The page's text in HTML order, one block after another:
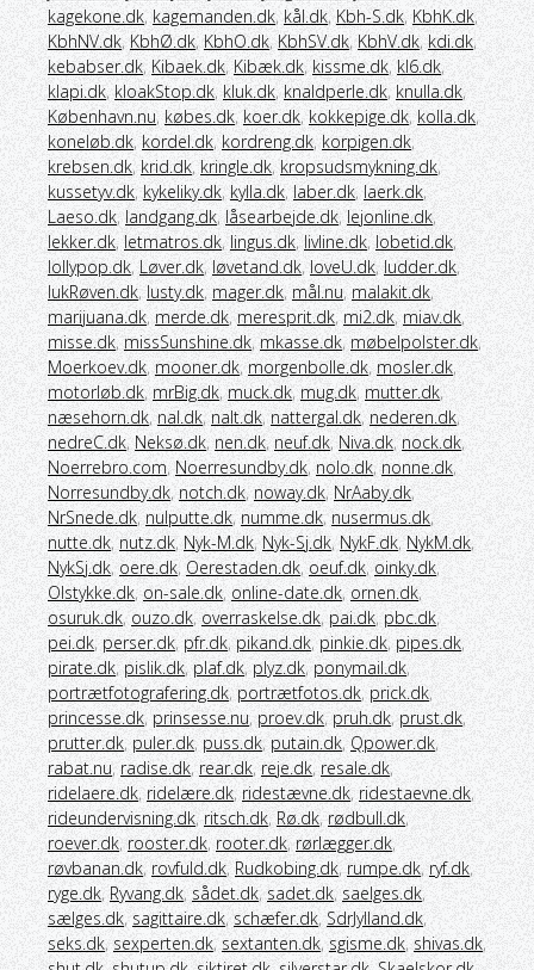
kagekone.dk, kagemanden.dk, kål.dk, Kbh-S.dk, KbhK.dk,
KbhNV.dk, KbhØ.dk, KbhO.dk, KbhSV.dk, KbhV.dk, kdi.dk,
kebabser.dk, Kibaek.dk, Kibæk.dk, kissme.dk, kl6.dk,
klapi.dk, kloakStop.dk, kluk.dk, knaldperle.dk, knulla.dk,
København.nu, købes.dk, koer.dk, kokkepige.dk, kolla.dk,
koneløb.dk, kordel.dk, kordreng.dk, korpigen.dk,
krebsen.dk, krid.dk, kringle.dk, kropsudsmykning.dk,
kussetyv.dk, kykeliky.dk, kylla.dk, laber.dk, laerk.dk,
Laeso.dk, landgang.dk, låsearbejde.dk, lejonline.dk,
lekker.dk, letmatros.dk, lingus.dk, livline.dk, lobetid.dk,
lollypop.dk, Løver.dk, løvetand.dk, loveU.dk, ludder.dk,
lukRøven.dk, lusty.dk, mager.dk, mål.nu, malakit.dk,
marijuana.dk, merde.dk, meresprit.dk, mi2.dk, miav.dk,
misse.dk, missSunshine.dk, mkasse.dk, møbelpolster.dk,
Moerkoev.dk, mooner.dk, morgenbolle.dk, mosler.dk,
motorløb.dk, mrBig.dk, muck.dk, mug.dk, mutter.dk,
næsehorn.dk, nal.dk, nalt.dk, nattergal.dk, nederen.dk,
nedreC.dk, Neksø.dk, nen.dk, neuf.dk, Niva.dk, nock.dk,
Noerrebro.com, Noerresundby.dk, nolo.dk, nonne.dk,
Norresundby.dk, notch.dk, noway.dk, NrAaby.dk,
NrSnede.dk, nulputte.dk, numme.dk, nusermus.dk,
nutte.dk, nutz.dk, Nyk-M.dk, Nyk-Sj.dk, NykF.dk, NykM.dk,
NykSj.dk, oere.dk, Oerestaden.dk, oeuf.dk, oinky.dk,
Olstykke.dk, on-sale.dk, online-date.dk, ornen.dk,
osuruk.dk, ouzo.dk, overraskelse.dk, pai.dk, pbc.dk,
pei.dk, perser.dk, pfr.dk, pikand.dk, pinkie.dk, pipes.dk,
pirate.dk, pislik.dk, plaf.dk, plyz.dk, ponymail.dk,
portrætfotografering.dk, portrætfotos.dk, prick.dk,
princesse.dk, prinsesse.nu, proev.dk, pruh.dk, prust.dk,
prutter.dk, puler.dk, puss.dk, putain.dk, Qpower.dk,
rabat.nu, radise.dk, rear.dk, reje.dk, resale.dk,
ridelaere.dk, ridelære.dk, ridestævne.dk, ridestaevne.dk,
rideundervisning.dk, ritsch.dk, Rø.dk, rødbull.dk,
roever.dk, rooster.dk, rooter.dk, rørlægger.dk,
røvbanan.dk, rovfuld.dk, Rudkobing.dk, rumpe.dk, ryf.dk,
ryge.dk, Ryvang.dk, sådet.dk, sadet.dk, saelges.dk,
sælges.dk, sagittaire.dk, schæfer.dk, SdrJylland.dk,
seks.dk, sexperten.dk, sextanten.dk, sgisme.dk, shivas.dk,